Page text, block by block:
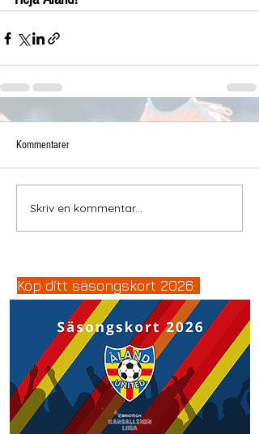
Kommentarer
Skriv en kommentar...
Köp ditt säsongskort 2026: